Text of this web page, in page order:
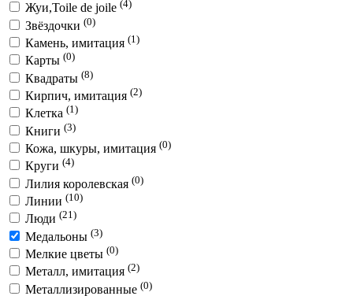
Жуи,Toile de joile (4)
Звёздочки (0)
Камень, имитация (1)
Карты (0)
Квадраты (8)
Кирпич, имитация (2)
Клетка (1)
Книги (3)
Кожа, шкуры, имитация (0)
Круги (4)
Лилия королевская (0)
Линии (10)
Люди (21)
Медальоны (3)
Мелкие цветы (0)
Металл, имитация (2)
Металлизированные (0)